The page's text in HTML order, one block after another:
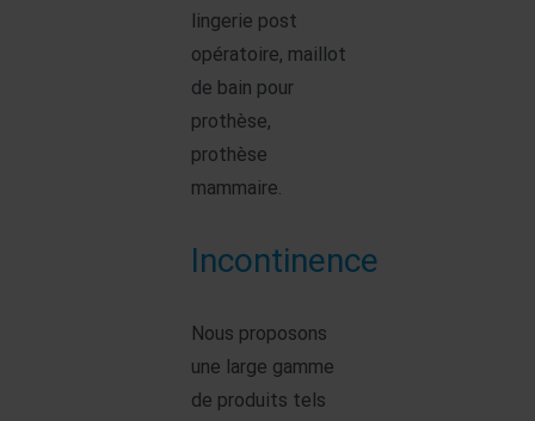
lingerie post
opératoire, maillot
de bain pour
prothèse,
prothèse
mammaire.
Incontinence
Nous proposons
une large gamme
de produits tels